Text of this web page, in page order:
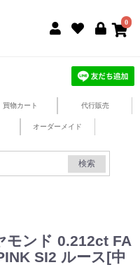
0
買物カート 代行販売
オーダーメイド
検索
モンド 0.212ct FA
SI2 ルース[中